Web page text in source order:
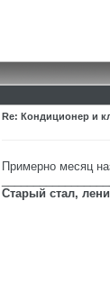
Re: Кондиционер и
Примерно месяц
Старый стал,